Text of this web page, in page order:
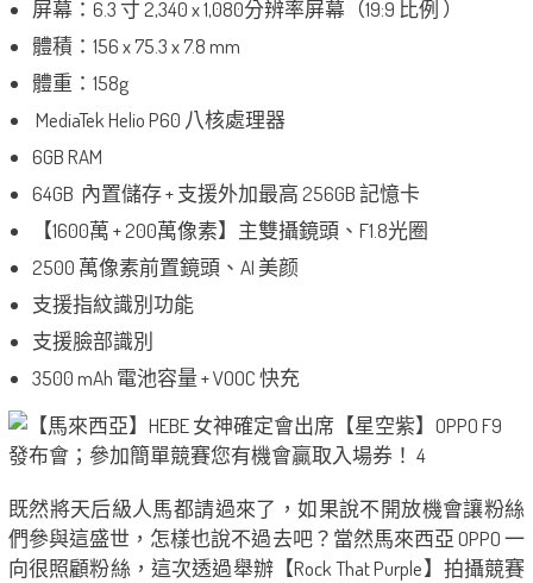
屏幕：6.3 寸 2,340 x 1,080分辨率屏幕（19:9 比例 ）
體積：156 x 75.3 x 7.8 mm
體重：158g
MediaTek Helio P60 八核處理器
6GB RAM
64GB 內置儲存 + 支援外加最高 256GB 記憶卡
【1600萬 + 200萬像素】主雙攝鏡頭、F1.8光圈
2500 萬像素前置鏡頭、AI 美颜
支援指紋識別功能
支援臉部識別
3500 mAh 電池容量 + VOOC 快充
既然將天后級人馬都請過來了，如果說不開放機會讓粉絲
們參與這盛世，怎樣也說不過去吧？當然馬來西亞 OPPO 一
向很照顧粉絲，這次透過舉辦【Rock That Purple】拍攝競賽